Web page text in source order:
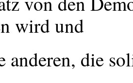
wird und
anderen, die